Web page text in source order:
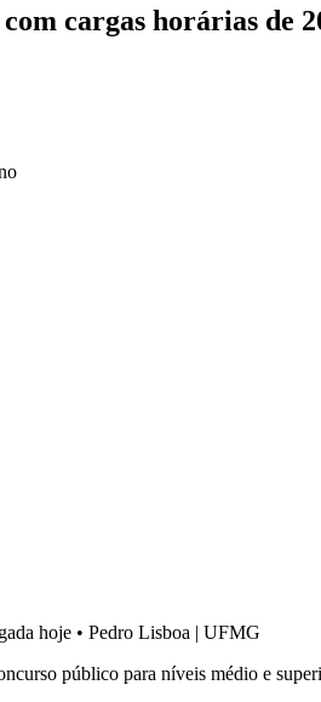
cargas horárias de
hoje • Pedro Lisboa | UFMG
público para níveis médio e